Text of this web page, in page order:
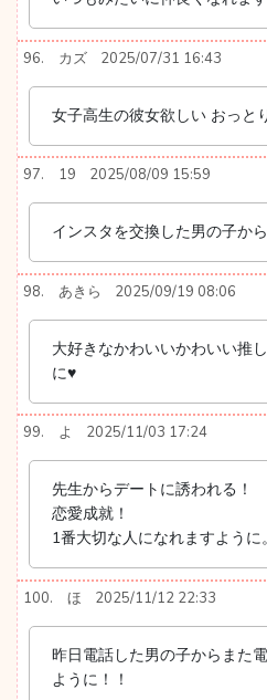
96. カズ 2025/07/31 16:43
女子高生の彼女欲しい おっと
97. 19 2025/08/09 15:59
インスタを交換した男の子か
98. あきら 2025/09/19 08:06
大好きなかわいいかわいい推
に♥
99. よ 2025/11/03 17:24
先生からデートに誘われる！
恋愛成就！
1番大切な人になれますように。
100. ほ 2025/11/12 22:33
昨日電話した男の子からまた
ように！！